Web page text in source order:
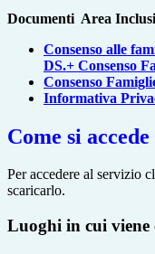
Documenti Area
Consenso alle
DS.+ Consenso
Consenso
Informativa
Come si
Per accedere al servizio
scaricarlo.
Luoghi in cui viene